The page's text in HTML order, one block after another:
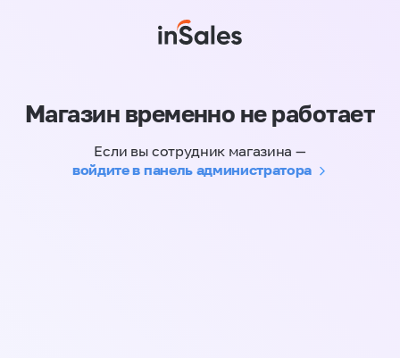
Магазин временно не работает
Если вы сотрудник магазина —
войдите в панель администратора